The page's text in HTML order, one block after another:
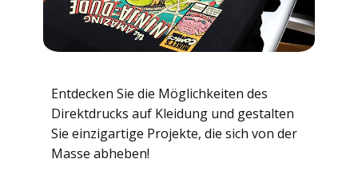
E​ntdecken Sie die Möglichkeiten des
Direktdrucks auf Kleidung und gestalten
Sie einzigartige Projekte, die sich von der
Masse abheben!